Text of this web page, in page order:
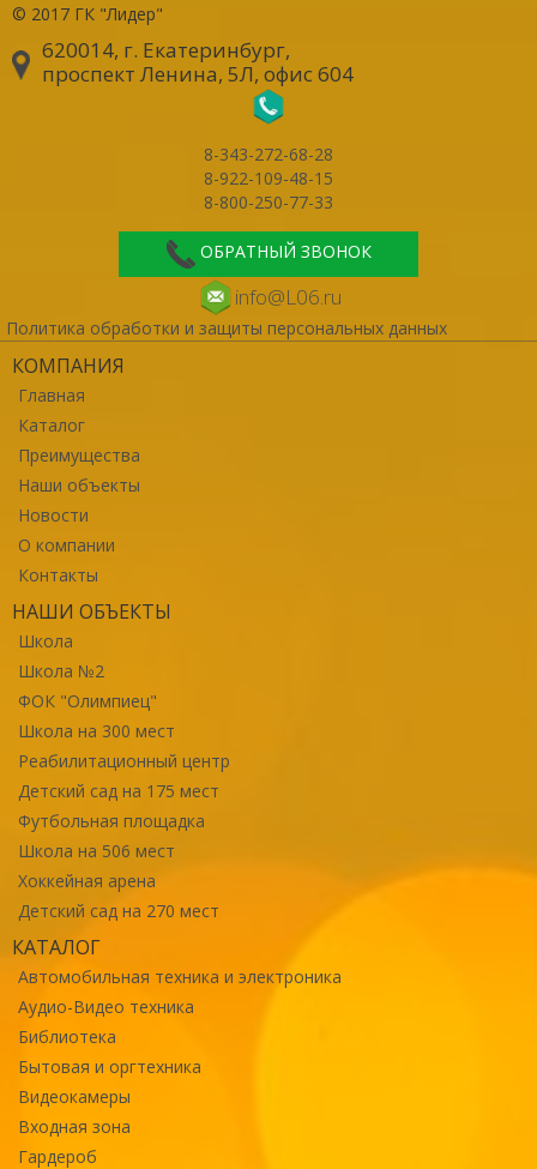
© 2017 ГК "Лидер"
620014, г. Екатеринбург,
проспект Ленина, 5Л, офис 604
8-343-272-68-28
8-922-109-48-15
8-800-250-77-33
ОБРАТНЫЙ ЗВОНОК
info@L06.ru
Политика обработки и защиты персональных данных
КОМПАНИЯ
Главная
Каталог
Преимущества
Наши объекты
Новости
О компании
Контакты
НАШИ ОБЪЕКТЫ
Школа
Школа №2
ФОК "Олимпиец"
Школа на 300 мест
Реабилитационный центр
Детский сад на 175 мест
Футбольная площадка
Школа на 506 мест
Хоккейная арена
Детский сад на 270 мест
КАТАЛОГ
Автомобильная техника и электроника
Аудио-Видео техника
Библиотека
Бытовая и оргтехника
Видеокамеры
Входная зона
Гардероб